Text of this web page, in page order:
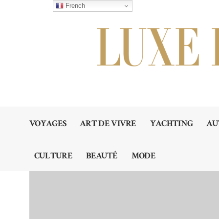
VOYAGES ART DE VIVRE YACHTING
CULTURE BEAUTÉ MODE
French